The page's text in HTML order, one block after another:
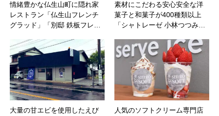
情緒豊かな仏生山町に隠れ家
レストラン「仏生山フレンチ
グラッド」「別邸 鉄板フレ…
素材にこだわる安心安全な洋
菓子と和菓子が400種類以上
「シャトレーゼ 小林つつみ…
大量の甘エビを使用したえび
人気のソフトクリーム専門店